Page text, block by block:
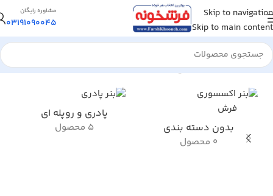
Skip to navigation
Skip to main content
مشاوره رایگان
03191090045
خانه/محصول ویژگی طرح فرش/کف ساده
بدون دسته بندی
0 محصول
پادری و روپله ای
5 محصول